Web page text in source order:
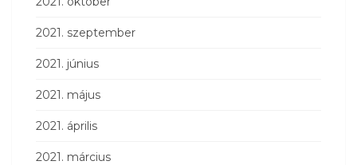
2021. szeptember
2021. június
2021. május
2021. április
2021. március